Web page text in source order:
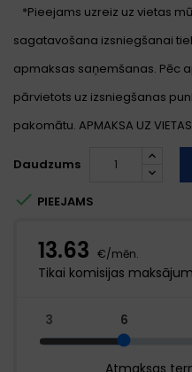
*Pieejams uzreiz uz vietas
sagatavošana izsniegšanai
apmaksas saņemšanas. Pēc
pārvietots uz izsniegšanas
pakomātu. APMAKSA UZ
Daudzums
 PIEEJAMS